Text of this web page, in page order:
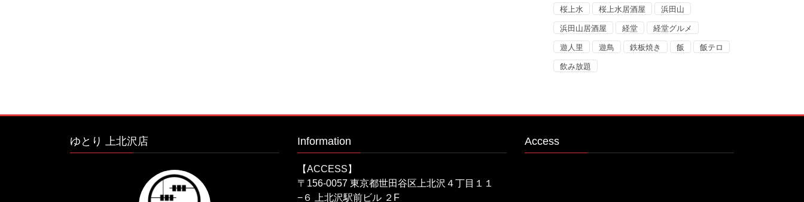
桜上水 桜上水居酒屋 浜田山
浜田山居酒屋 経堂 経堂グルメ
遊人里 遊鳥 鉄板焼き 飯 飯テロ
飲み放題
ゆとり 上北沢店 Information
【ACCESS】
〒156-0057 東京都世田谷区上北沢４丁目１１
−６ 上北沢駅前ビル ２F
Access